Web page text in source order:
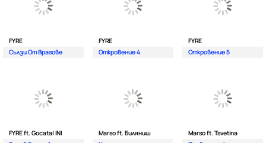
FYRE
Сълзи От Врагове
FYRE
Откровение 4
FYRE
Откровение 5
FYRE ft. Gocata| INI
Marso ft. Биляниш
Marso ft. Tsvetina